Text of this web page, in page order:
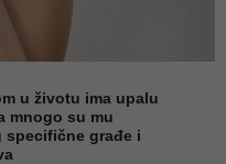
u životu ima upalu
mnogo su mu
specifične građe i